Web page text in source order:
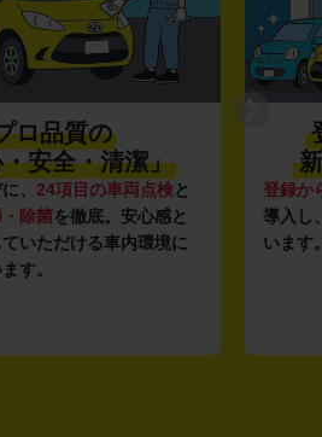
ロ品質の
安全・清潔」
、 24項目の車両点検と
除菌を徹底。安心感と
いただける車内環境に
す。
登録か
導入し
います